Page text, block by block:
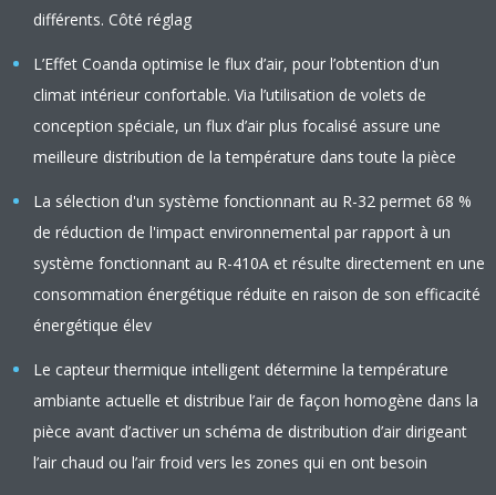
différents. Côté réglag
L’Effet Coanda optimise le flux d’air, pour l’obtention d'un
climat intérieur confortable. Via l’utilisation de volets de
conception spéciale, un flux d’air plus focalisé assure une
meilleure distribution de la température dans toute la pièce
La sélection d'un système fonctionnant au R-32 permet 68 %
de réduction de l'impact environnemental par rapport à un
système fonctionnant au R-410A et résulte directement en une
consommation énergétique réduite en raison de son efficacité
énergétique élev
Le capteur thermique intelligent détermine la température
ambiante actuelle et distribue l’air de façon homogène dans la
pièce avant d’activer un schéma de distribution d’air dirigeant
l’air chaud ou l’air froid vers les zones qui en ont besoin